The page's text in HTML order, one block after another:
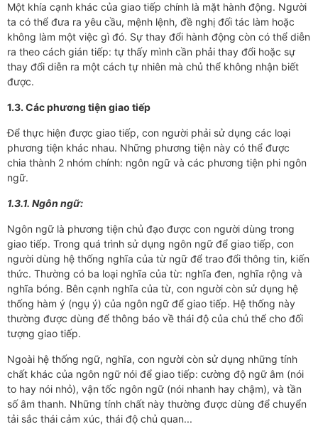
Một khía cạnh khác của giao tiếp chính là mặt hành động. Người
ta có thể đưa ra yêu cầu, mệnh lệnh, đề nghị đối tác làm hoặc
không làm một việc gì đó. Sự thay đổi hành động còn có thể diễn
ra theo cách gián tiếp: tự thấy mình cần phải thay đổi hoặc sự
thay đổi diễn ra một cách tự nhiên mà chủ thể không nhận biết
được.
1.3. Các phương tiện giao tiếp
Để thực hiện được giao tiếp, con người phải sử dụng các loại
phương tiện khác nhau. Những phương tiện này có thể được
chia thành 2 nhóm chính: ngôn ngữ và các phương tiện phi ngôn
ngữ.
1.3.1. Ngôn ngữ:
Ngôn ngữ là phương tiện chủ đạo được con người dùng trong
giao tiếp. Trong quá trình sử dụng ngôn ngữ để giao tiếp, con
người dùng hệ thống nghĩa của từ ngữ để trao đổi thông tin, kiến
thức. Thường có ba loại nghĩa của từ: nghĩa đen, nghĩa rộng và
nghĩa bóng. Bên cạnh nghĩa của từ, con người còn sử dụng hệ
thống hàm ý (ngụ ý) của ngôn ngữ để giao tiếp. Hệ thống này
thường được dùng để thông báo về thái độ của chủ thể cho đối
tượng giao tiếp.
Ngoài hệ thống ngữ, nghĩa, con người còn sử dụng những tính
chất khác của ngôn ngữ nói để giao tiếp: cường độ ngữ âm (nói
to hay nói nhỏ), vận tốc ngôn ngữ (nói nhanh hay chậm), và tần
số âm thanh. Những tính chất này thường được dùng để chuyển
tải sắc thái cảm xúc, thái độ chủ quan...